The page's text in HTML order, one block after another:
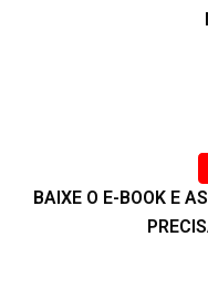
BAIXE O E-BOOK E